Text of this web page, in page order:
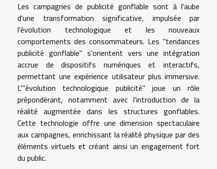
Les campagnes de publicité gonflable sont à l'aube
d'une transformation significative, impulsée par
l'évolution technologique et les nouveaux
comportements des consommateurs. Les "tendances
publicité gonflable" s'orientent vers une intégration
accrue de dispositifs numériques et interactifs,
permettant une expérience utilisateur plus immersive.
L'"évolution technologique publicité" joue un rôle
prépondérant, notamment avec l'introduction de la
réalité augmentée dans les structures gonflables.
Cette technologie offre une dimension spectaculaire
aux campagnes, enrichissant la réalité physique par des
éléments virtuels et créant ainsi un engagement fort
du public.